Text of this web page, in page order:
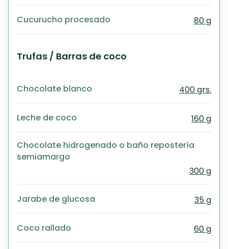
Cucurucho procesado 80 g
Trufas / Barras de coco
Chocolate blanco 400 grs.
Leche de coco 160 g
Chocolate hidrogenado o baño repostería
semiamargo
300 g
Jarabe de glucosa 35 g
Coco rallado 60 g